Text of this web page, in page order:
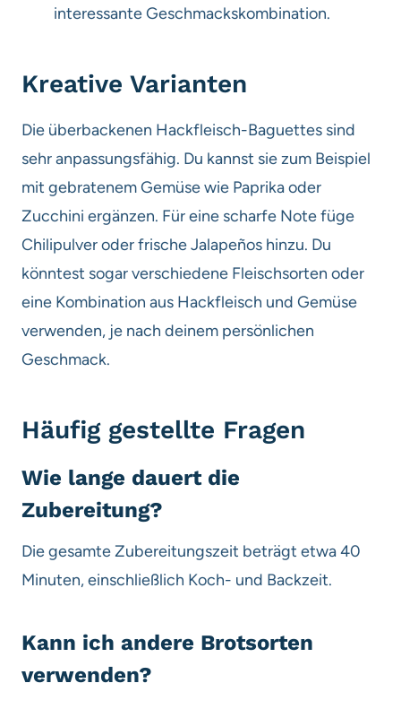
interessante Geschmackskombination.
Kreative Varianten
Die überbackenen Hackfleisch-Baguettes sind
sehr anpassungsfähig. Du kannst sie zum Beispiel
mit gebratenem Gemüse wie Paprika oder
Zucchini ergänzen. Für eine scharfe Note füge
Chilipulver oder frische Jalapeños hinzu. Du
könntest sogar verschiedene Fleischsorten oder
eine Kombination aus Hackfleisch und Gemüse
verwenden, je nach deinem persönlichen
Geschmack.
Häufig gestellte Fragen
Wie lange dauert die
Zubereitung?
Die gesamte Zubereitungszeit beträgt etwa 40
Minuten, einschließlich Koch- und Backzeit.
Kann ich andere Brotsorten
verwenden?